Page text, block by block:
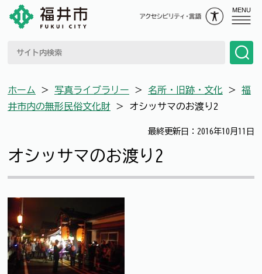
MENU
ホーム ＞ 写真ライブラリー ＞ 名所・旧跡・文化 ＞ 福
井市内の無形民俗文化財 ＞ オシッサマのお渡り2
最終更新日：2016年10月11日
オシッサマのお渡り2